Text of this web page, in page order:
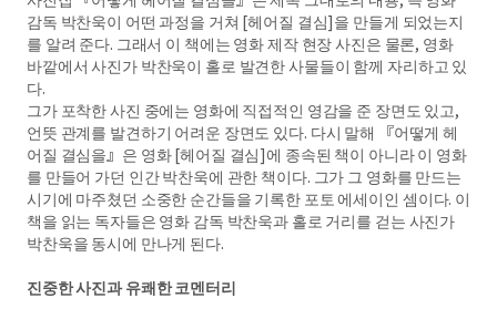
감독 박찬욱이 어떤 과정을 거쳐 [헤어질 결심]을 만들게 되었는지
를 알려 준다. 그래서 이 책에는 영화 제작 현장 사진은 물론, 영화
바깥에서 사진가 박찬욱이 홀로 발견한 사물들이 함께 자리하고 있
다.
그가 포착한 사진 중에는 영화에 직접적인 영감을 준 장면도 있고,
언뜻 관계를 발견하기 어려운 장면도 있다. 다시 말해 『어떻게 헤
어질 결심을』은 영화 [헤어질 결심]에 종속된 책이 아니라 이 영화
를 만들어 가던 인간 박찬욱에 관한 책이다. 그가 그 영화를 만드는
시기에 마주쳤던 소중한 순간들을 기록한 포토 에세이인 셈이다. 이
책을 읽는 독자들은 영화 감독 박찬욱과 홀로 거리를 걷는 사진가
박찬욱을 동시에 만나게 된다.
진중한 사진과 유쾌한 코멘터리